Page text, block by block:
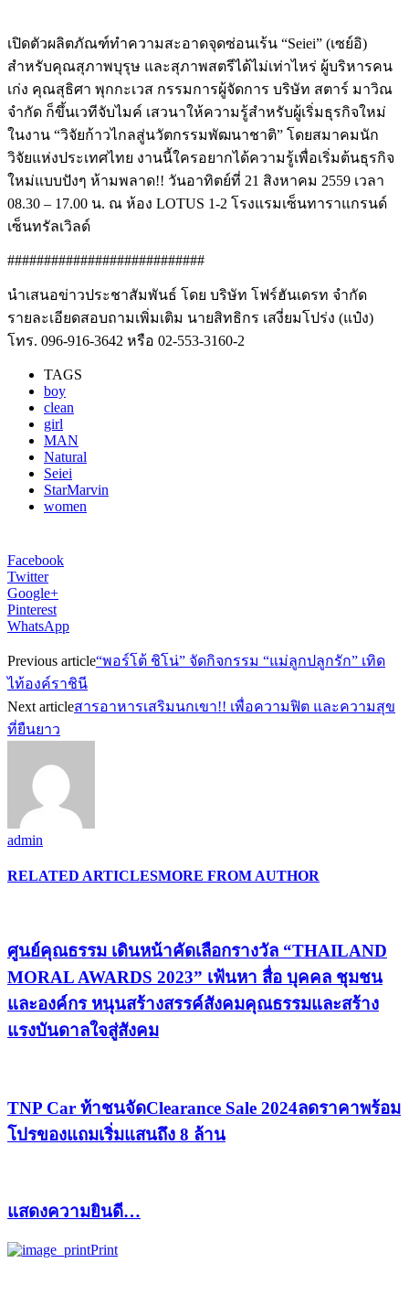
เปิดตัวผลิตภัณฑ์ทำความสะอาดจุดซ่อนเร้น “Seiei” (เซย์อิ)
สำหรับคุณสุภาพบุรุษ และสุภาพสตรีได้ไม่เท่าไหร่ ผู้บริหารคน
เก่ง คุณสุธิศา พุกกะเวส กรรมการผู้จัดการ บริษัท สตาร์ มาวิณ
จำกัด ก็ขึ้นเวทีจับไมค์ เสวนาให้ความรู้สำหรับผู้เริ่มธุรกิจใหม่
ในงาน “วิจัยก้าวไกลสู่นวัตกรรมพัฒนาชาติ” โดยสมาคมนัก
วิจัยแห่งประเทศไทย งานนี้ใครอยากได้ความรู้เพื่อเริ่มต้นธุรกิจ
ใหม่แบบปังๆ ห้ามพลาด!! วันอาทิตย์ที่ 21 สิงหาคม 2559 เวลา
08.30 – 17.00 น. ณ ห้อง LOTUS 1-2 โรงแรมเซ็นทาราแกรนด์
เซ็นทรัลเวิลด์
###########################
นำเสนอข่าวประชาสัมพันธ์ โดย บริษัท โฟร์ฮันเดรท จำกัด
รายละเอียดสอบถามเพิ่มเติม นายสิทธิกร เสงี่ยมโปร่ง (แป๋ง)
โทร. 096-916-3642 หรือ 02-553-3160-2
TAGS
boy
clean
girl
MAN
Natural
Seiei
StarMarvin
women
Facebook
Twitter
Google+
Pinterest
WhatsApp
Previous article“พอร์โต้ ชิโน่” จัดกิจกรรม “แม่ลูกปลูกรัก” เทิด
ไท้องค์ราชินี
Next articleสารอาหารเสริมนกเขา!! เพื่อความฟิต และความสุข
ที่ยืนยาว
admin
RELATED ARTICLESMORE FROM AUTHOR
ศูนย์คุณธรรม เดินหน้าคัดเลือกรางวัล “THAILAND
MORAL AWARDS 2023” เฟ้นหา สื่อ บุคคล ชุมชน
และองค์กร หนุนสร้างสรรค์สังคมคุณธรรมและสร้าง
แรงบันดาลใจสู่สังคม
TNP Car ท้าชนจัดClearance Sale 2024ลดราคาพร้อม
โปรของแถมเริ่มแสนถึง 8 ล้าน
แสดงความยินดี…
Print